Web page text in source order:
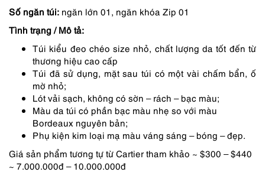
Số ngăn túi: ngăn lớn 01, ngăn khóa Zip 01
Tình trạng / Mô tả:
Túi kiểu đeo chéo size nhỏ, chất lượng da tốt đến từ
thương hiệu cao cấp
Túi đã sử dụng, mặt sau túi có một vài chấm bẩn, ố
mờ nhỏ;
Lót vải sạch, không có sờn – rách – bạc màu;
Màu da túi có phần bạc màu nhẹ so với màu
Bordeaux nguyên bản;
Phụ kiện kim loại mạ màu váng sáng – bóng – đẹp.
Giá sản phẩm tương tự từ Cartier tham khảo ~ $300 – $440
~ 7.000.000đ – 10.000.000đ